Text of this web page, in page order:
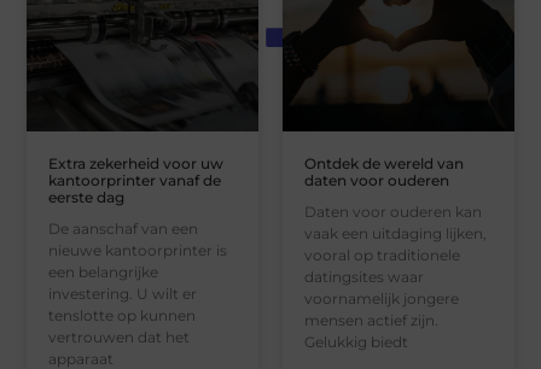
Extra zekerheid voor uw
kantoorprinter vanaf de
eerste dag
De aanschaf van een
nieuwe kantoorprinter is
een belangrijke
investering. U wilt er
tenslotte op kunnen
vertrouwen dat het
apparaat
Ontdek de wereld van
daten voor ouderen
Daten voor ouderen kan
vaak een uitdaging lijken,
vooral op traditionele
datingsites waar
voornamelijk jongere
mensen actief zijn.
Gelukkig biedt